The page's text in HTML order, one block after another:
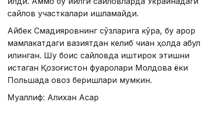
сайлов участкалари ишламайди.
Айбек Смадияровнинг сўзларига кўра, бу қарор
мамлакатдаги вазиятдан келиб чиққан ҳолда қабул
қилинган. Шу боис сайловда иштирок этишни
истаган Қозоғистон фуқаролари Молдова ёки
Польшада овоз беришлари мумкин.
Муаллиф: Алихан Асқар